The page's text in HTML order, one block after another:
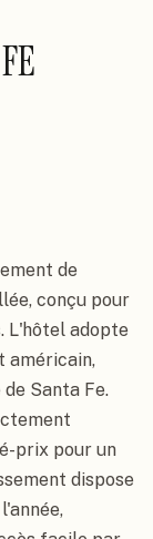
de
conçu pour
L'hôtel adopte
américain,
Santa Fe.
prix pour un
dispose